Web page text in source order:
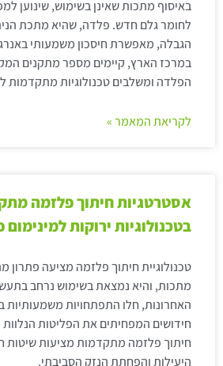
באיסוף מתכות שאינן בשימוש, שינוען
לחומר גלם חדש. פלדה, שהיא מתכת
הגבלה, מאפשרת חיסכון משמעותי
במרכז הארץ, קיימים מספר מתקנים
הפלדה ומשלבים טכנולוגיות מתקדמות
לקריאת המאמר »
אסטרטגיות חיתוך פלזמה
בטכנולוגיות ירוקות למינימום
טכנולוגיית חיתוך פלזמה מציעה פתרון
מתכות, והיא נמצאת בשימוש נרחב
האחרונות, חלו התפתחויות
חידושים המפחיתים את הפליטות
חיתוך פלזמה מתקדמות מציעות שיטות
היעילות והפחתת הנזק הסביבתי.